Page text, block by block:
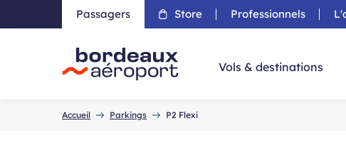
Aller au
Passagers Store Professionnels
Vols & destinations
Accueil Parkings P2 Flexi